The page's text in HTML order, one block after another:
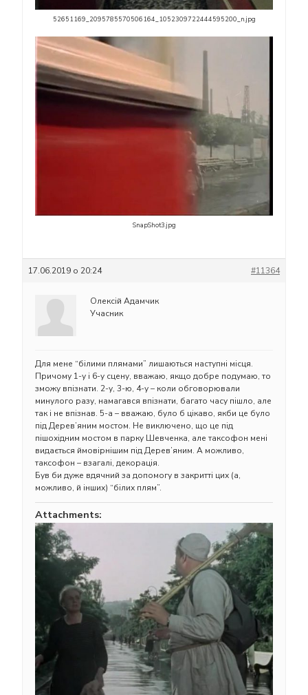
52651169_2095785570506164_1052309722444595200_n.jpg
SnapShot3.jpg
17.06.2019 о 20:24 #11364
Олексій Адамчик
Учасник
Для мене “білими плямами” лишаються наступні місця.
Причому 1-у і 6-у сцену, вважаю, якщо добре подумаю, то
зможу впізнати. 2-у, 3-ю, 4-у – коли обговорювали
минулого разу, намагався впізнати, багато часу пішло, але
так і не впізнав. 5-а – вважаю, було б цікаво, якби це було
під Дерев’яним мостом. Не виключено, що це під
пішохідним мостом в парку Шевченка, але таксофон мені
видається ймовірнішим під Дерев’яним. А можливо,
таксофон – взагалі, декорація.
Був би дуже вдячний за допомогу в закритті цих (а,
можливо, й інших) “білих плям”.
Attachments: